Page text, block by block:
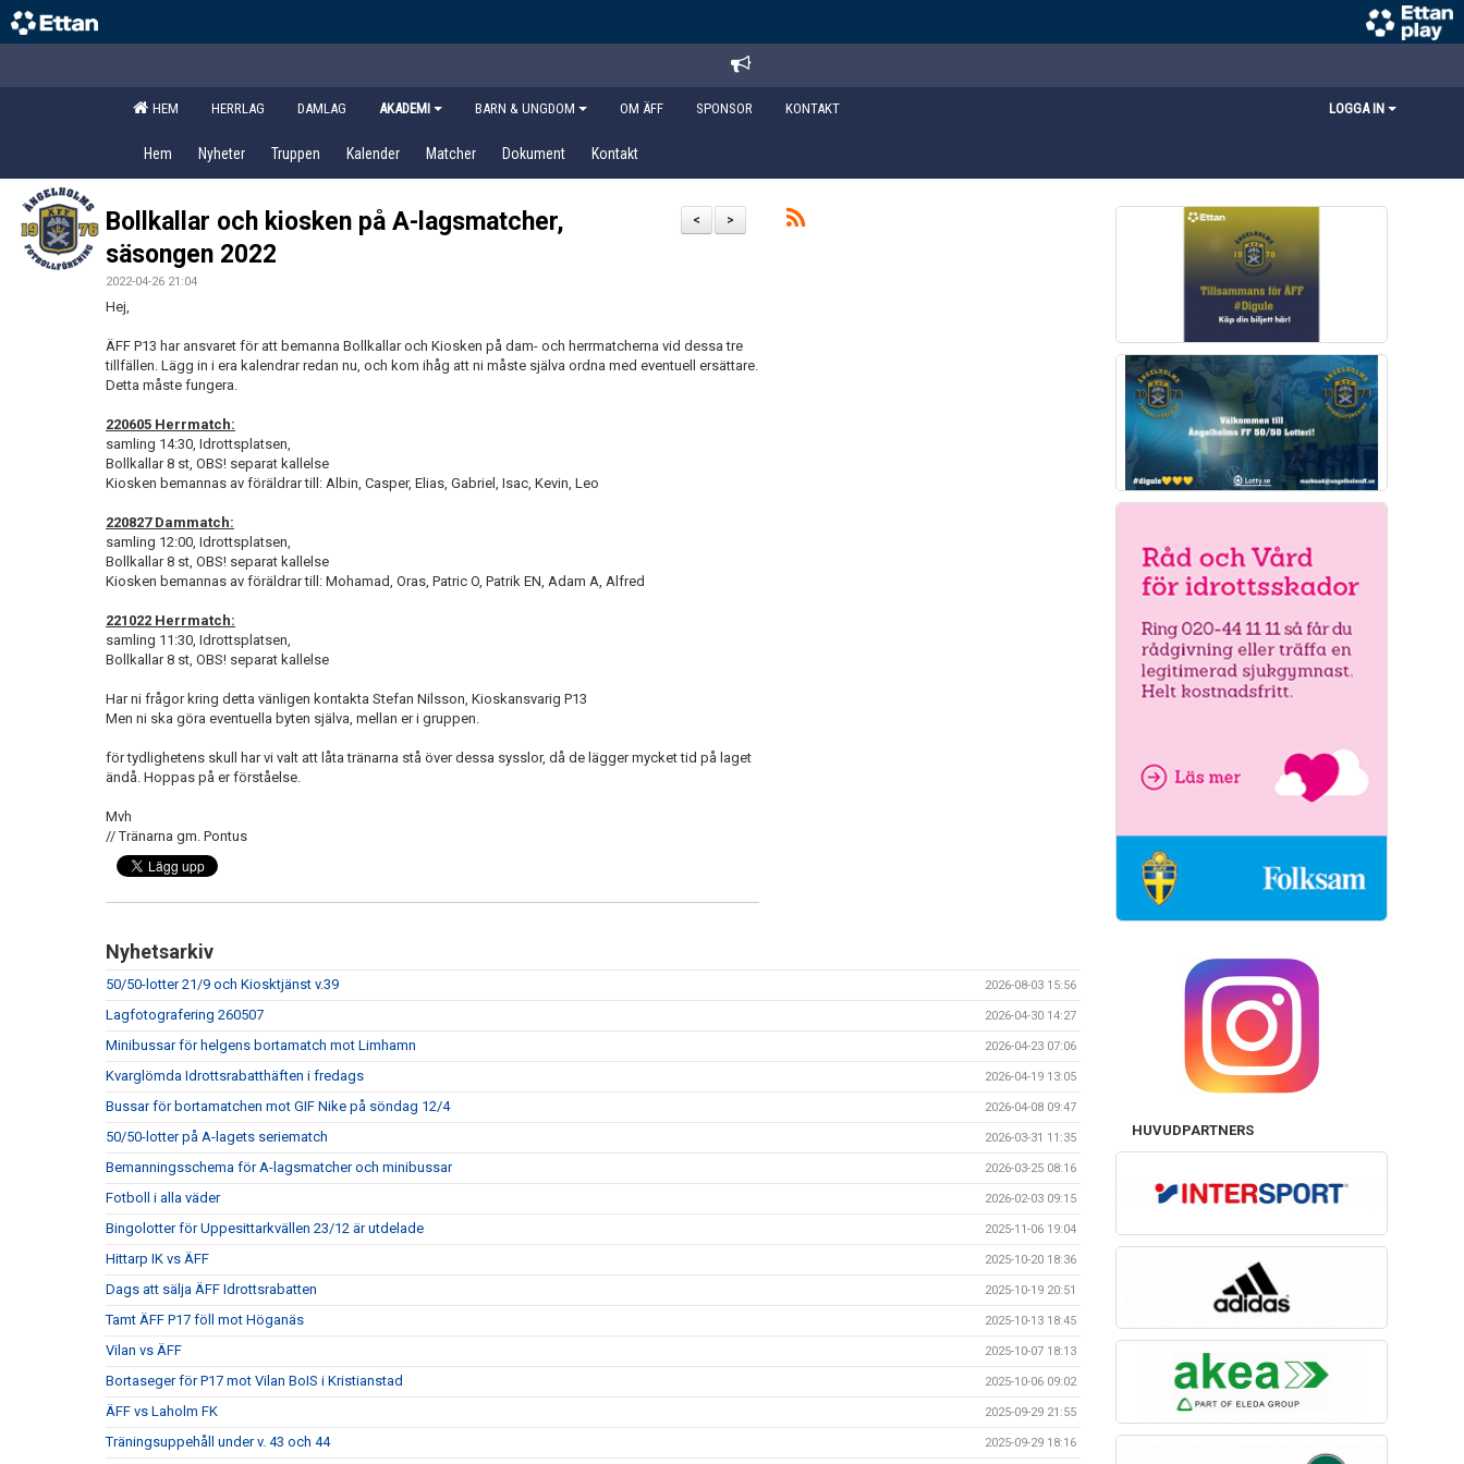
HEM HERRLAG DAMLAG AKADEMI BARN & UNGDOM OM ÄFF SPONSOR KONTAKT LOGGA IN
Hem Nyheter Truppen Kalender Matcher Dokument Kontakt
>
<
Bollkallar och kiosken på A-lagsmatcher,
säsongen 2022
2022-04-26 21:04
Hej,
ÄFF P13 har ansvaret för att bemanna Bollkallar och Kiosken på dam- och herrmatcherna vid dessa tre
tillfällen. Lägg in i era kalendrar redan nu, och kom ihåg att ni måste själva ordna med eventuell ersättare.
Detta måste fungera.
220605 Herrmatch:
samling 14:30, Idrottsplatsen,
Bollkallar 8 st, OBS! separat kallelse
Kiosken bemannas av föräldrar till: Albin, Casper, Elias, Gabriel, Isac, Kevin, Leo
220827 Dammatch:
samling 12:00, Idrottsplatsen,
Bollkallar 8 st, OBS! separat kallelse
Kiosken bemannas av föräldrar till: Mohamad, Oras, Patric O, Patrik EN, Adam A, Alfred
221022 Herrmatch:
samling 11:30, Idrottsplatsen,
Bollkallar 8 st, OBS! separat kallelse
Har ni frågor kring detta vänligen kontakta Stefan Nilsson, Kioskansvarig P13
Men ni ska göra eventuella byten själva, mellan er i gruppen.
för tydlighetens skull har vi valt att låta tränarna stå över dessa sysslor, då de lägger mycket tid på laget
ändå. Hoppas på er förståelse.
Mvh
// Tränarna gm. Pontus
Nyhetsarkiv
50/50-lotter 21/9 och Kiosktjänst v.39 2026-08-03 15:56
Lagfotografering 260507 2026-04-30 14:27
Minibussar för helgens bortamatch mot Limhamn 2026-04-23 07:06
Kvarglömda Idrottsrabatthäften i fredags 2026-04-19 13:05
Bussar för bortamatchen mot GIF Nike på söndag 12/4 2026-04-08 09:47
50/50-lotter på A-lagets seriematch 2026-03-31 11:35
Bemanningsschema för A-lagsmatcher och minibussar 2026-03-25 08:16
Fotboll i alla väder 2026-02-03 09:15
Bingolotter för Uppesittarkvällen 23/12 är utdelade 2025-11-06 19:04
Hittarp IK vs ÄFF 2025-10-20 18:36
Dags att sälja ÄFF Idrottsrabatten 2025-10-19 20:51
Tamt ÄFF P17 föll mot Höganäs 2025-10-13 18:45
Vilan vs ÄFF 2025-10-07 18:13
Bortaseger för P17 mot Vilan BoIS i Kristianstad 2025-10-06 09:02
ÄFF vs Laholm FK 2025-09-29 21:55
Träningsuppehåll under v. 43 och 44 2025-09-29 18:16
HUVUDPARTNERS